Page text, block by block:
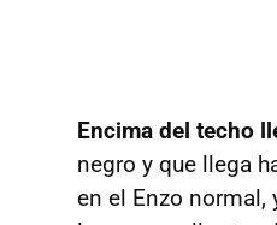
Encima del techo
negro y que llega
en el Enzo normal,